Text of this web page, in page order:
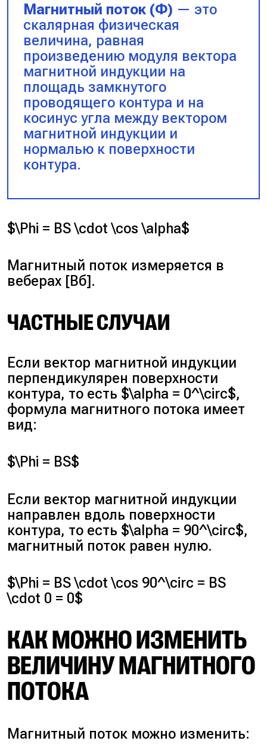
Магнитный поток (Ф) — это
скалярная физическая
величина, равная
произведению модуля вектора
магнитной индукции на
площадь замкнутого
проводящего контура и на
косинус угла между вектором
магнитной индукции и
нормалью к поверхности
контура.
$\Phi = BS \cdot \cos \alpha$
Магнитный поток измеряется в
веберах [Вб].
ЧАСТНЫЕ СЛУЧАИ
Если вектор магнитной индукции
перпендикулярен поверхности
контура, то есть $\alpha = 0^\circ$,
формула магнитного потока имеет
вид:
$\Phi = BS$
Если вектор магнитной индукции
направлен вдоль поверхности
контура, то есть $\alpha = 90^\circ$,
магнитный поток равен нулю.
$\Phi = BS \cdot \cos 90^\circ = BS
\cdot 0 = 0$
КАК МОЖНО ИЗМЕНИТЬ
ВЕЛИЧИНУ МАГНИТНОГО
ПОТОКА
Магнитный поток можно изменить: